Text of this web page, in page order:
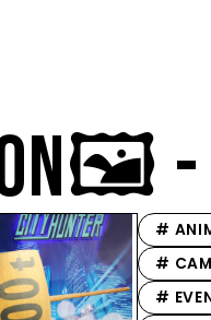
-
#
#
#